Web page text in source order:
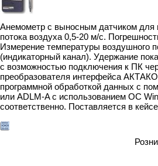
Анемометр с выносным датчиком для
потока воздуха 0,5-20 м/с.
Измерение температуры воздушного
(индикаторный канал). Удержание
с возможностью подключения к ПК
преобразователя интерфейса
программной обработкой данных с
или ADLM-A с использованием ОС
соответственно. Поставляется в